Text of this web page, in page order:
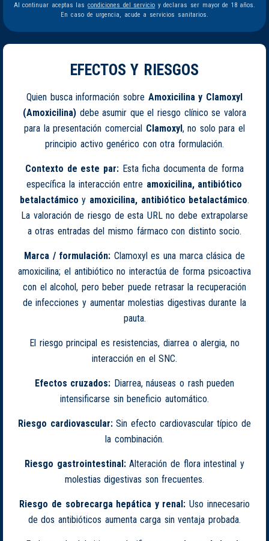
Al continuar aceptas las condiciones del servicio y declaras ser mayor de 18 años.
En caso de urgencia, acude a servicios sanitarios.
EFECTOS Y RIESGOS
Quien busca información sobre Amoxicilina y Clamoxyl
(Amoxicilina) debe asumir que el riesgo clínico se valora
para la presentación comercial Clamoxyl, no solo para el
principio activo genérico con otra formulación.
Contexto de este par:Esta ficha documenta de forma
específica la interacción entre amoxicilina, antibiótico
betalactámico y amoxicilina, antibiótico betalactámico.
La valoración de riesgo de esta URL no debe extrapolarse
a otras entradas del mismo fármaco con distinto socio.
Marca / formulación: Clamoxyl es una marca clásica de
amoxicilina; el antibiótico no interactúa de forma psicoactiva
con el alcohol, pero beber puede retrasar la recuperación
de infecciones y aumentar molestias digestivas durante la
pauta.
El riesgo principal es resistencias, diarrea o alergia, no
interacción en el SNC.
Efectos cruzados: Diarrea, náuseas o rash pueden
intensificarse sin beneficio automático.
Riesgo cardiovascular:Sin efecto cardiovascular típico de
la combinación.
Riesgo gastrointestinal:Alteración de flora intestinal y
molestias digestivas son frecuentes.
Riesgo de sobrecarga hepática y renal: Uso innecesario
de dos antibióticos aumenta carga sin ventaja probada.